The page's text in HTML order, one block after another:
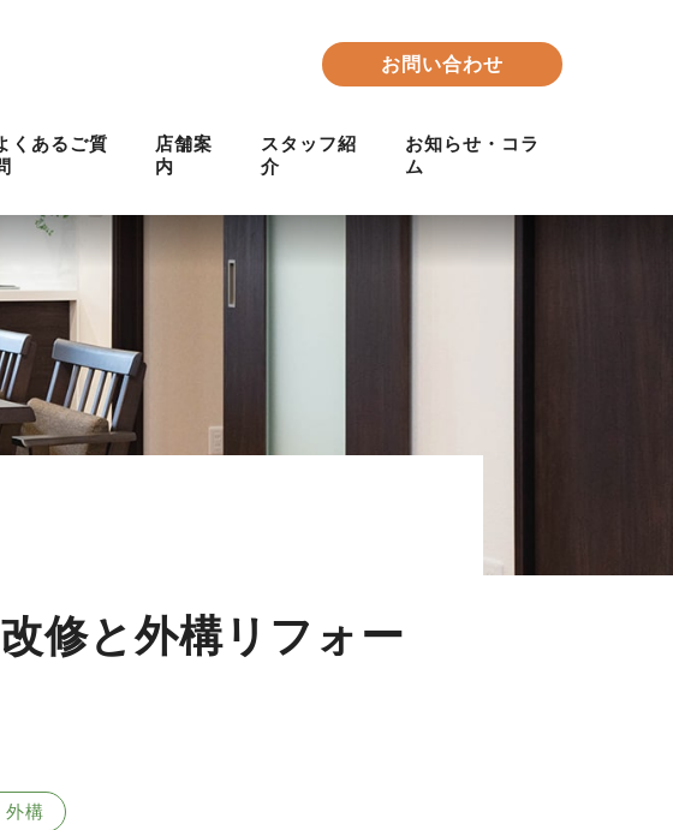
お問い合わせ
くあるご質
店舗案
内
スタッフ紹
介
お知らせ・コラ
ム
修と外構リフォー
外構